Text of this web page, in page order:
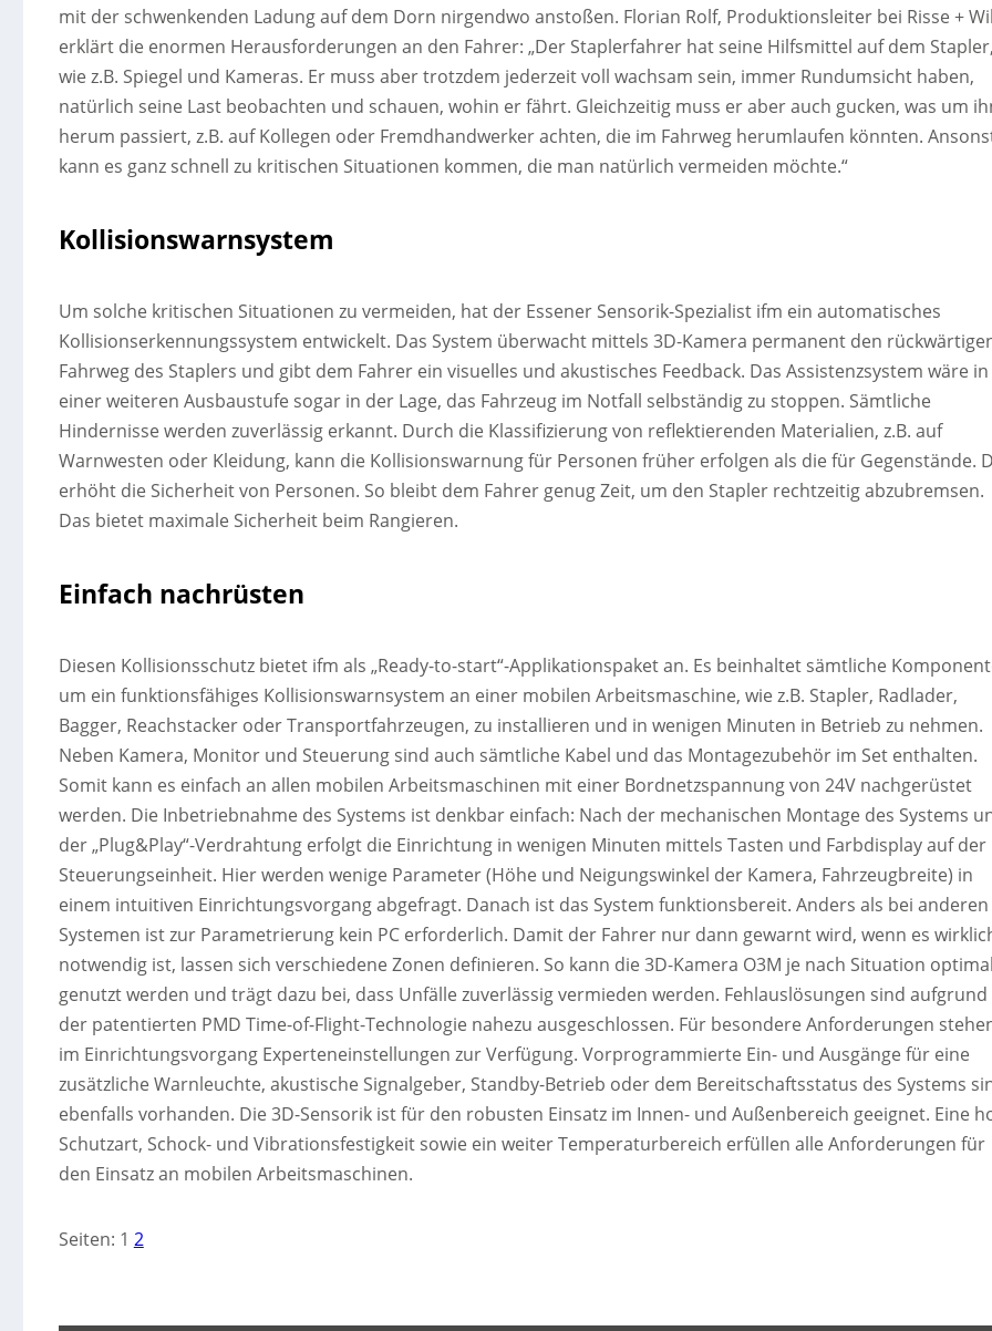
mit der schwenkenden Ladung auf dem Dorn nirgendwo anstoßen. Florian Rolf, Produktionsleiter bei Risse +
erklärt die enormen Herausforderungen an den Fahrer: „Der Staplerfahrer hat seine Hilfsmittel auf dem Stapler,
wie z.B. Spiegel und Kameras. Er muss aber trotzdem jederzeit voll wachsam sein, immer Rundumsicht haben,
natürlich seine Last beobachten und schauen, wohin er fährt. Gleichzeitig muss er aber auch gucken, was um
herum passiert, z.B. auf Kollegen oder Fremdhandwerker achten, die im Fahrweg herumlaufen könnten.
kann es ganz schnell zu kritischen Situationen kommen, die man natürlich vermeiden möchte.“
Kollisionswarnsystem
Um solche kritischen Situationen zu vermeiden, hat der Essener Sensorik-Spezialist ifm ein automatisches
Kollisionserkennungssystem entwickelt. Das System überwacht mittels 3D-Kamera permanent den
Fahrweg des Staplers und gibt dem Fahrer ein visuelles und akustisches Feedback. Das Assistenzsystem wäre in
einer weiteren Ausbaustufe sogar in der Lage, das Fahrzeug im Notfall selbständig zu stoppen. Sämtliche
Hindernisse werden zuverlässig erkannt. Durch die Klassifizierung von reflektierenden Materialien, z.B. auf
Warnwesten oder Kleidung, kann die Kollisionswarnung für Personen früher erfolgen als die für Gegenstände.
erhöht die Sicherheit von Personen. So bleibt dem Fahrer genug Zeit, um den Stapler rechtzeitig abzubremsen.
Das bietet maximale Sicherheit beim Rangieren.
Einfach nachrüsten
Diesen Kollisionsschutz bietet ifm als „Ready-to-start“-Applikationspaket an. Es beinhaltet sämtliche
um ein funktionsfähiges Kollisionswarnsystem an einer mobilen Arbeitsmaschine, wie z.B. Stapler, Radlader,
Bagger, Reachstacker oder Transportfahrzeugen, zu installieren und in wenigen Minuten in Betrieb zu nehmen.
Neben Kamera, Monitor und Steuerung sind auch sämtliche Kabel und das Montagezubehör im Set enthalten.
Somit kann es einfach an allen mobilen Arbeitsmaschinen mit einer Bordnetzspannung von 24V nachgerüstet
werden. Die Inbetriebnahme des Systems ist denkbar einfach: Nach der mechanischen Montage des Systems
der „Plug&Play“-Verdrahtung erfolgt die Einrichtung in wenigen Minuten mittels Tasten und Farbdisplay auf der
Steuerungseinheit. Hier werden wenige Parameter (Höhe und Neigungswinkel der Kamera, Fahrzeugbreite) in
einem intuitiven Einrichtungsvorgang abgefragt. Danach ist das System funktionsbereit. Anders als bei anderen
Systemen ist zur Parametrierung kein PC erforderlich. Damit der Fahrer nur dann gewarnt wird, wenn es
notwendig ist, lassen sich verschiedene Zonen definieren. So kann die 3D-Kamera O3M je nach Situation optimal
genutzt werden und trägt dazu bei, dass Unfälle zuverlässig vermieden werden. Fehlauslösungen sind aufgrund
der patentierten PMD Time-of-Flight-Technologie nahezu ausgeschlossen. Für besondere Anforderungen
im Einrichtungsvorgang Experteneinstellungen zur Verfügung. Vorprogrammierte Ein- und Ausgänge für eine
zusätzliche Warnleuchte, akustische Signalgeber, Standby-Betrieb oder dem Bereitschaftsstatus des Systems
ebenfalls vorhanden. Die 3D-Sensorik ist für den robusten Einsatz im Innen- und Außenbereich geeignet. Eine
Schutzart, Schock- und Vibrationsfestigkeit sowie ein weiter Temperaturbereich erfüllen alle Anforderungen für
den Einsatz an mobilen Arbeitsmaschinen.
Seiten: 1 2